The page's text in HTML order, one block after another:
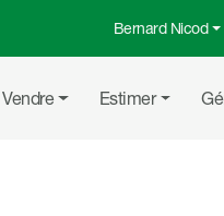
Menu top
Bernard Nicod
Vendre Estimer